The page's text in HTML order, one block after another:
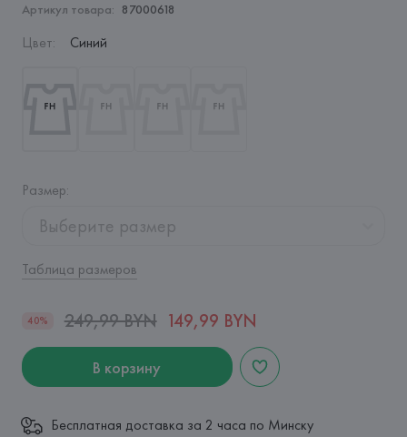
Артикул товара: 87000618
Цвет: Синий
Размер:
Выберите размер
Таблица размеров
40% 249,99 BYN 149,99 BYN
В корзину
Бесплатная доставка за 2 часа по Минску